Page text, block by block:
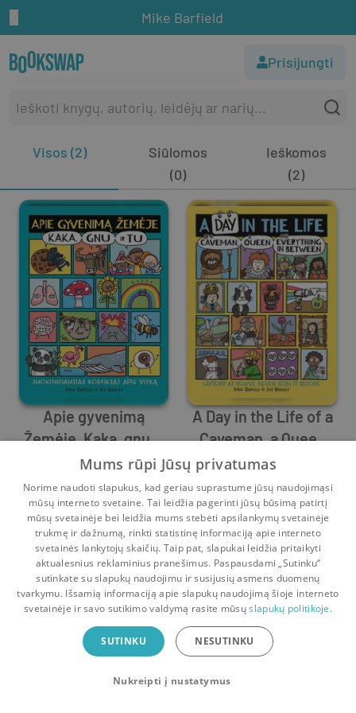
Mike Barfield
Prisijungti
Visos (2)
Siūlomos
(0)
Ieškomos
(2)
Apie gyvenimą
Žemėje. Kaka, gnu ir
tu
Mike Barfield
0 8
A Day in the Life of a
Caveman, a Queen
and Everything In-
between
Mike Barfield
0 1
Pradinis Krepšelis Pokalbiai Pranešimai Paskyra
Bookswap programėlė
Mainykis knygomis dar patogiau!
Uždaryti
Mums rūpi Jūsų privatumas
Norime naudoti slapukus, kad geriau suprastume jūsų naudojimąsi
mūsų interneto svetaine. Tai leidžia pagerinti jūsų būsimą patirtį
mūsų svetainėje bei leidžia mums stebėti apsilankymų svetainėje
trukmę ir dažnumą, rinkti statistinę informaciją apie interneto
svetainės lankytojų skaičių. Taip pat, slapukai leidžia pritaikyti
aktualesnius reklaminius pranešimus. Paspausdami „Sutinku“
sutinkate su slapukų naudojimu ir susijusių asmens duomenų
tvarkymu. Išsamią informaciją apie slapukų naudojimą šioje interneto
svetainėje ir savo sutikimo valdymą rasite mūsųslapukų politikoje.
SUTINKU NESUTINKU
Nukreipti į nustatymus